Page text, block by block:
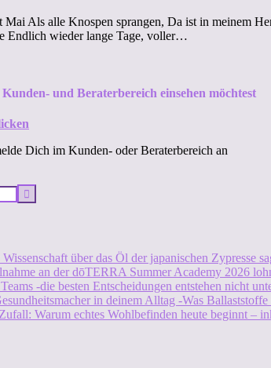
Als alle Knospen sprangen, Da ist in meinem
Endlich wieder lange Tage, voller…
und Beraterbereich einsehen möchtest
Dich im Kunden- oder Beraterbereich an
über das Öl der japanischen Zypresse
an der dōTERRA Summer Academy 2026
-die besten Entscheidungen entstehen nicht
in deinem Alltag -Was
Warum echtes Wohlbefinden heute beginnt –